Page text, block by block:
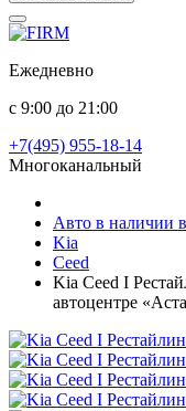
Ежедневно
с 9:00 до 21:00
+7(495) 955-18-14
Многоканальный
Авто в наличии
Kia
Ceed
Kia Ceed I
автоцентре